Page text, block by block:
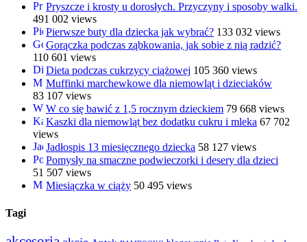
Pryszcze i krosty u dorosłych. Przyczyny i sposoby walki.
491 002 views
Pierwsze buty dla dziecka jak wybrać? 133 032 views
Gorączka podczas ząbkowania, jak sobie z nią radzić?
110 601 views
Dieta podczas cukrzycy ciążowej 105 360 views
Muffinki marchewkowe dla niemowląt i dzieciaków
83 107 views
W co się bawić z 1,5 rocznym dzieckiem 79 668 views
Kaszki dla niemowląt bez dodatku cukru i mleka 67 702
views
Jadłospis 13 miesięcznego dziecka 58 127 views
Pomysły na smaczne podwieczorki i desery dla dzieci
51 507 views
Miesiączka w ciąży 50 495 views
Tagi